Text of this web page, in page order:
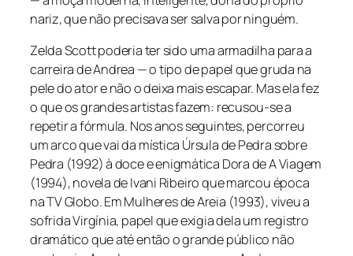
nariz, que não precisava ser salva por ninguém.
Zelda Scott poderia ter sido uma armadilha para a
carreira de Andrea — o tipo de papel que gruda na
pele do ator e não o deixa mais escapar. Mas ela fez
o que os grandes artistas fazem: recusou-se a
repetir a fórmula. Nos anos seguintes, percorreu
um arco que vai da mística Úrsula dePedra sobre
Pedra (1992) à doce e enigmática Dora deA Viagem
(1994), novela de Ivani Ribeiro que marcou época
na TV Globo. EmMulheres de Areia (1993), viveu a
sofrida Virgínia, papel que exigia dela um registro
dramático que até então o grande público não